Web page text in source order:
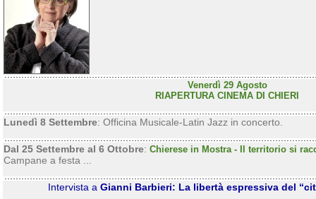
Venerdì 29 Agosto
RIAPERTURA CINEMA DI CHIERI
Lunedì 8 Settembre: Officina Musicale-Latin Jazz in concerto.
Dal 25 Settembre al 6 Ottobre: Chierese in Mostra - Il territorio si
Campane a festa ...
Intervista a Gianni Barbieri: La libertà espressiva del